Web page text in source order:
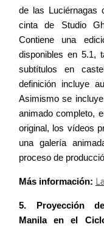
de las Luciérnagas
cinta de Studio
Contiene una
disponibles en 5.1,
subtítulos en
definición incluye
Asimismo se
animado completo,
original, los vídeos
una galería
proceso de
Más información:
5. Proyección
Manila en el